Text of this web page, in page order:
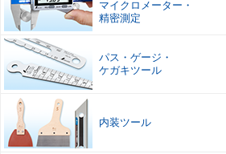
マイクロメーター ・
精密測定
パス ・ ゲージ ・
ケガキツール
内装ツール